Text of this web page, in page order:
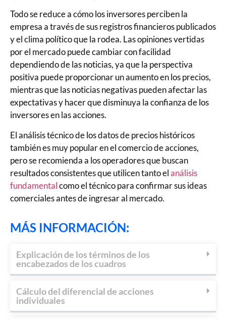
Todo se reduce a cómo los inversores perciben la
empresa a través de sus registros financieros publicados
y el clima político que la rodea. Las opiniones vertidas
por el mercado puede cambiar con facilidad
dependiendo de las noticias, ya que la perspectiva
positiva puede proporcionar un aumento en los precios,
mientras que las noticias negativas pueden afectar las
expectativas y hacer que disminuya la confianza de los
inversores en las acciones.
El análisis técnico de los datos de precios históricos
también es muy popular en el comercio de acciones,
pero se recomienda a los operadores que buscan
resultados consistentes que utilicen tanto elanálisis
fundamentalcomo el técnico para confirmar sus ideas
comerciales antes de ingresar al mercado.
MÁS INFORMACIÓN:
Explicación de los términos de los
encabezados de los cuadros
Cálculo del diferencial de acciones
individuales